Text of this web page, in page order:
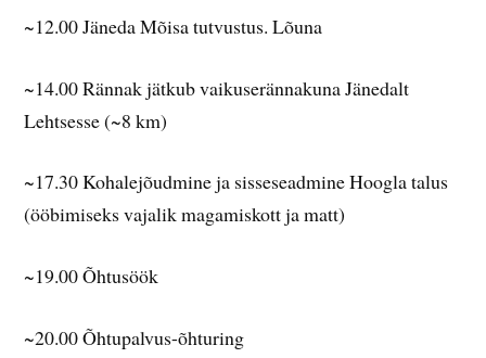
~12.00 Jäneda Mõisa tutvustus. Lõuna
~14.00 Rännak jätkub vaikuserännakuna Jänedalt
Lehtsesse (~8 km)
~17.30 Kohalejõudmine ja sisseseadmine Hoogla talus
(ööbimiseks vajalik magamiskott ja matt)
~19.00 Õhtusöök
~20.00 Õhtupalvus-õhturing